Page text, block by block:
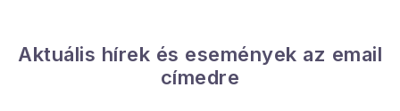
Aktuális hírek és események az email
címedre